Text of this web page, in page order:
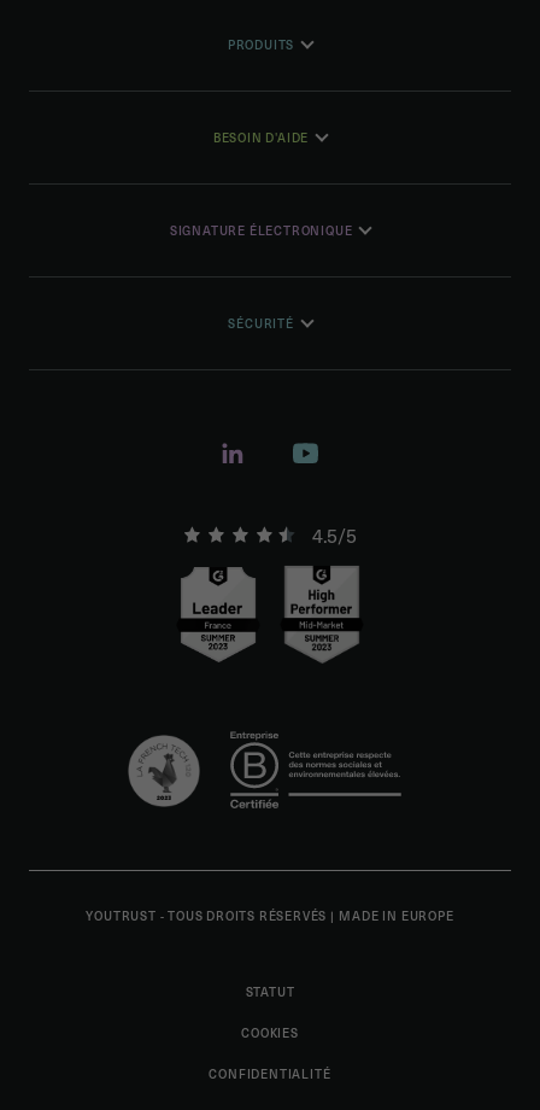
PRODUITS
BESOIN D'AIDE
SIGNATURE ÉLECTRONIQUE
SÉCURITÉ
4.5/5
YOUTRUST - TOUS DROITS RÉSERVÉS | MADE IN EUROPE
STATUT
COOKIES
CONFIDENTIALITÉ